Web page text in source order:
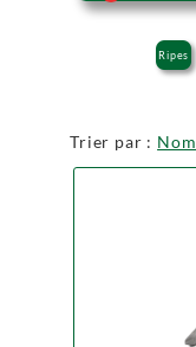
Ripes
Trier par : Nom